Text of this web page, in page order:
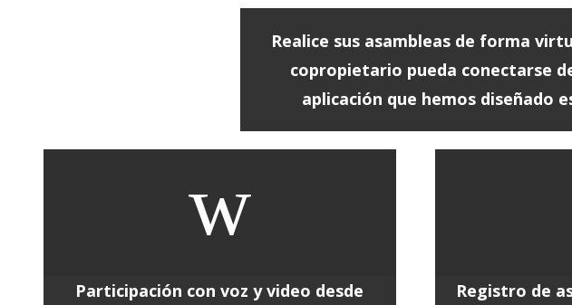
Realice sus asambleas de forma
copropietario pueda conectarse
aplicación que hemos diseñado
w
Participación con voz y video desde
Registro de